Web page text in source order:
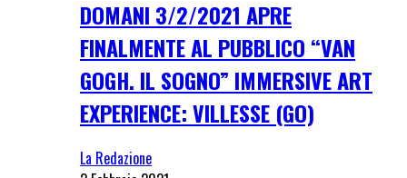
DOMANI 3/2/2021 APRE
FINALMENTE AL PUBBLICO “VAN
GOGH. IL SOGNO” IMMERSIVE ART
EXPERIENCE: VILLESSE (GO)
La Redazione